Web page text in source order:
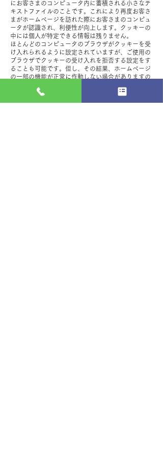
にお客さまのコンピュータ内に蓄積される小さなテ
キストファイルのことです。これにより再度お客さ
まがホームページを訪れた際にお客さまのコンピュ
ータが認識され、利便性が向上します。クッキーの
中には個人が特定できる情報は残りません。
ほとんどのコンピュータのブラウザがクッキーを受
け入れられるように設定されていますが、ご使用の
ブラウザでクッキーの受け入れを拒否する設定をす
ることも可能です。但し、その結果、ホームページ
の一部の機能が正常に作動しない場合がありますの